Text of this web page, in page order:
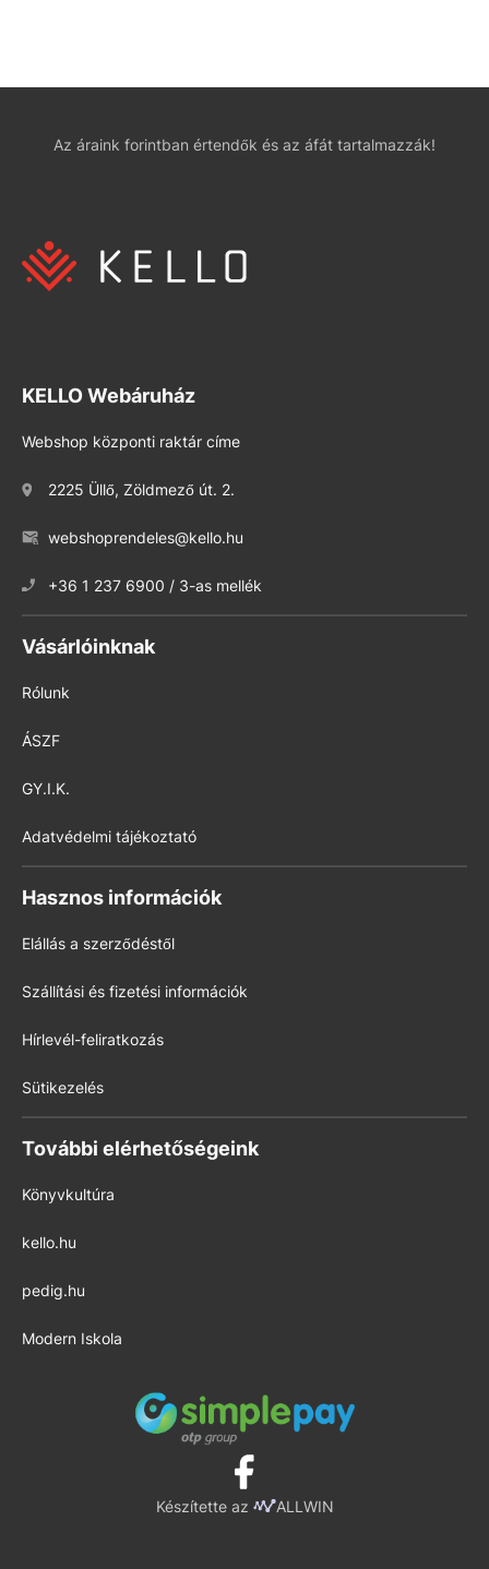
Az áraink forintban értendők és az áfát tartalmazzák!
KELLO Webáruház
Webshop központi raktár címe
2225 Üllő, Zöldmező út. 2.
webshoprendeles@kello.hu
+36 1 237 6900 / 3-as mellék
Vásárlóinknak
Rólunk
ÁSZF
GY.I.K.
Adatvédelmi tájékoztató
Hasznos információk
Elállás a szerződéstől
Szállítási és fizetési információk
Hírlevél-feliratkozás
Sütikezelés
További elérhetőségeink
Könyvkultúra
kello.hu
pedig.hu
Modern Iskola
Készítette az ALLWIN